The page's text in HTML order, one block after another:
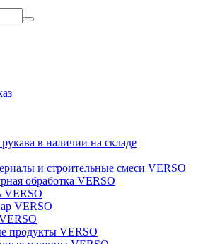
в наличии на складе
и строительные смеси VERSO
обработка VERSO
VERSO
VERSO
продукты VERSO